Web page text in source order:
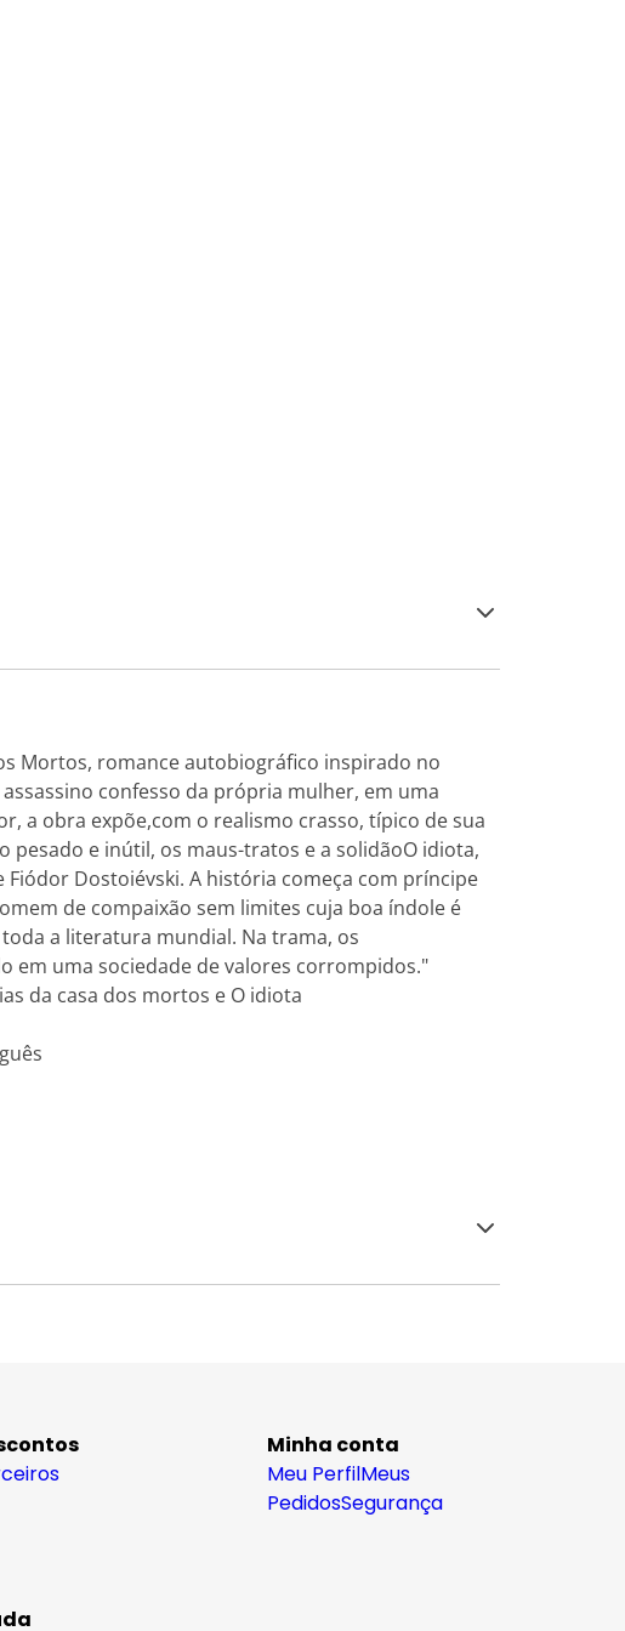
Mortos, romance autobiográfico inspirado no
confesso da própria mulher, em uma
a obra expõe,com o realismo crasso, típico de sua
e inútil, os maus-tratos e a solidãoO idiota,
Dostoiévski. A história começa com príncipe
de compaixão sem limites cuja boa índole é
a literatura mundial. Na trama, os
uma sociedade de valores corrompidos."
da casa dos mortos e O idiota
Minha conta
Meu PerfilMeus
PedidosSegurança